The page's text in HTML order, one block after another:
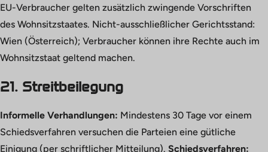
EU-Verbraucher gelten zusätzlich zwingende Vorschriften
des Wohnsitzstaates. Nicht-ausschließlicher Gerichtsstand:
Wien (Österreich); Verbraucher können ihre Rechte auch im
Wohnsitzstaat geltend machen.
21. Streitbeilegung
Informelle Verhandlungen: Mindestens 30 Tage vor einem
Schiedsverfahren versuchen die Parteien eine gütliche
Einigung (per schriftlicher Mitteilung). Schiedsverfahren: